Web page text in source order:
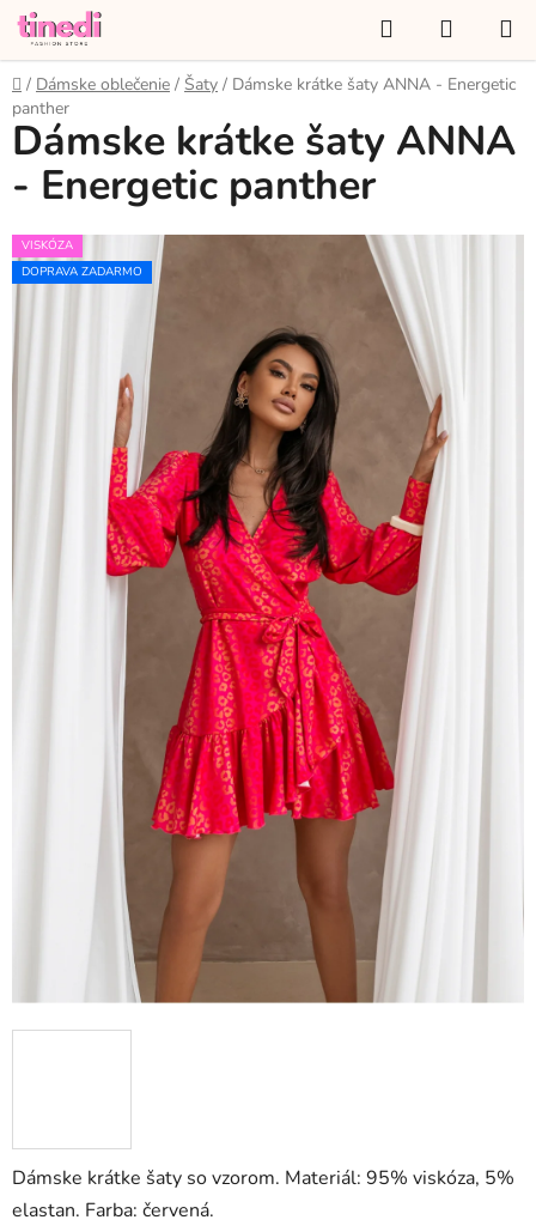
Prejsť
obsah
Hľadať
KOŠÍK
Domov
/ Dámske oblečenie / Šaty / Dámske krátke šaty ANNA - Energetic
panther
Dámske krátke šaty so vzorom. Materiál: 95% viskóza, 5%
elastan. Farba: červená.
Dámske krátke šaty ANNA
- Energetic panther
VISKÓZA
DOPRAVA ZADARMO